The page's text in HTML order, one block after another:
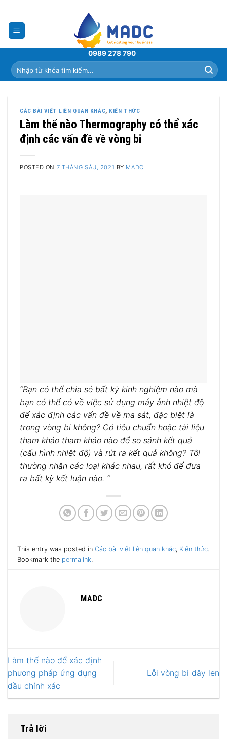
content
0989 278 790
Tìm
kiếm:
CÁC BÀI VIẾT LIÊN QUAN KHÁC, KIẾN THỨC
Làm thế nào Thermography có thể xác
định các vấn đề về vòng bi
POSTED ON 7 THÁNG SÁU, 2021 BY MADC
“Bạn có thể chia sẻ bất kỳ kinh nghiệm nào mà
bạn có thể có về việc sử dụng máy ảnh nhiệt độ
để xác định các vấn đề về ma sát, đặc biệt là
trong vòng bi không? Có tiêu chuẩn hoặc tài liệu
tham khảo tham khảo nào để so sánh kết quả
(cấu hình nhiệt độ) và rút ra kết quả không? Tôi
thường nhận các loại khác nhau, rất khó để đưa
ra bất kỳ kết luận nào. “
This entry was posted inCác bài viết liên quan khác, Kiến thức.
Bookmark the permalink.
MADC
Làm thế nào để xác định
phương pháp ứng dụng
dầu chính xác
Lỗi vòng bi dây len
Trả lời